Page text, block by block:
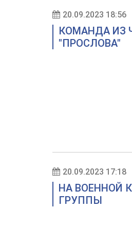
20.09.2023 18:56
КОМАНДА ИЗ
"ПРОСЛОВА"
20.09.2023 17:18
НА ВОЕННОЙ
ГРУППЫ